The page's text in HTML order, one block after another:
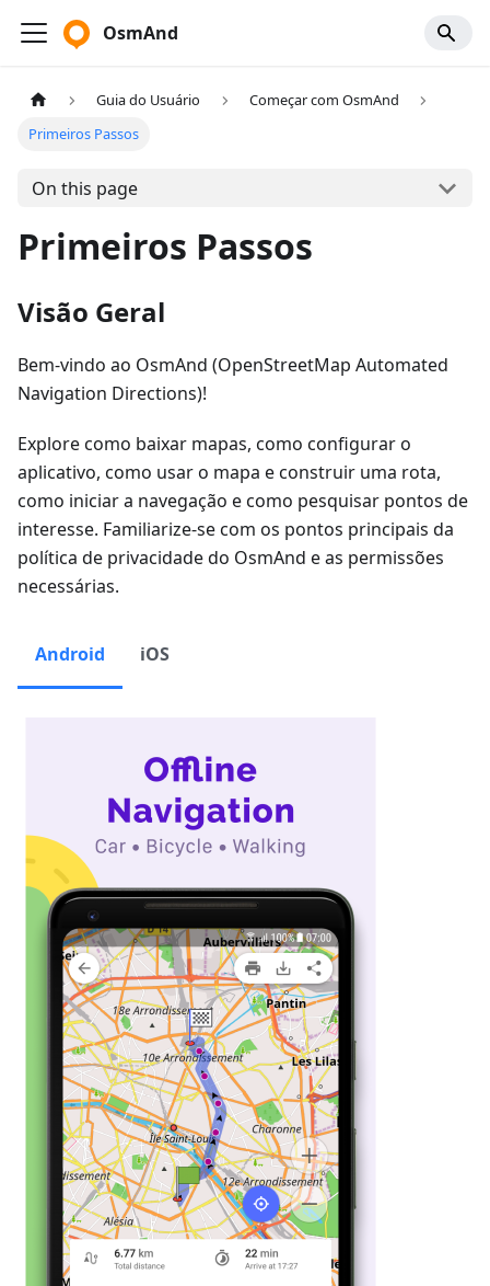
OsmAnd
Guia do Usuário
Começar com OsmAnd
Primeiros Passos
On this page
Primeiros Passos
Visão Geral
Bem-vindo ao OsmAnd (OpenStreetMap Automated
Navigation Directions)!
Explore como baixar mapas, como configurar o
aplicativo, como usar o mapa e construir uma rota,
como iniciar a navegação e como pesquisar pontos de
interesse. Familiarize-se com os pontos principais da
política de privacidade do OsmAnd e as permissões
necessárias.
Android iOS